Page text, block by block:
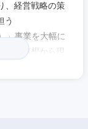
、経営戦略の策
う
」事業を大幅に
流の構想から現